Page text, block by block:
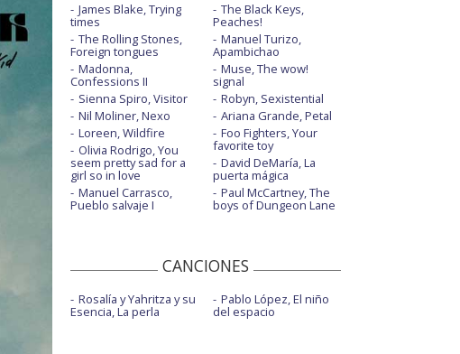
James Blake, Trying
times
The Rolling Stones,
Foreign tongues
Madonna,
Confessions II
Sienna Spiro, Visitor
Nil Moliner, Nexo
Loreen, Wildfire
Olivia Rodrigo, You
seem pretty sad for a
girl so in love
Manuel Carrasco,
Pueblo salvaje I
The Black Keys,
Peaches!
Manuel Turizo,
Apambichao
Muse, The wow!
signal
Robyn, Sexistential
Ariana Grande, Petal
Foo Fighters, Your
favorite toy
David DeMaría, La
puerta mágica
Paul McCartney, The
boys of Dungeon Lane
CANCIONES
Rosalía y Yahritza y su
Esencia, La perla
Pablo López, El niño
del espacio